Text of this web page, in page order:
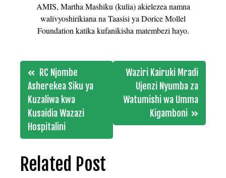
AMIS, Martha Mashiku (kulia) akielezea namna
walivyoshirikiana na Taasisi ya Dorice Mollel
Foundation katika kufanikisha matembezi hayo.
Post
navigation
RC Njombe
Asherekea Siku ya
Kuzaliwa kwa
Kusaidia Wazazi
Hospitalini
Waziri Kairuki Mradi
Ujenzi Nyumba za
Watumishi wa Umma
Kigamboni
Related Post